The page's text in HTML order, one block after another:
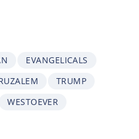
EVANGELICALS
TRUMP
WESTOEVER